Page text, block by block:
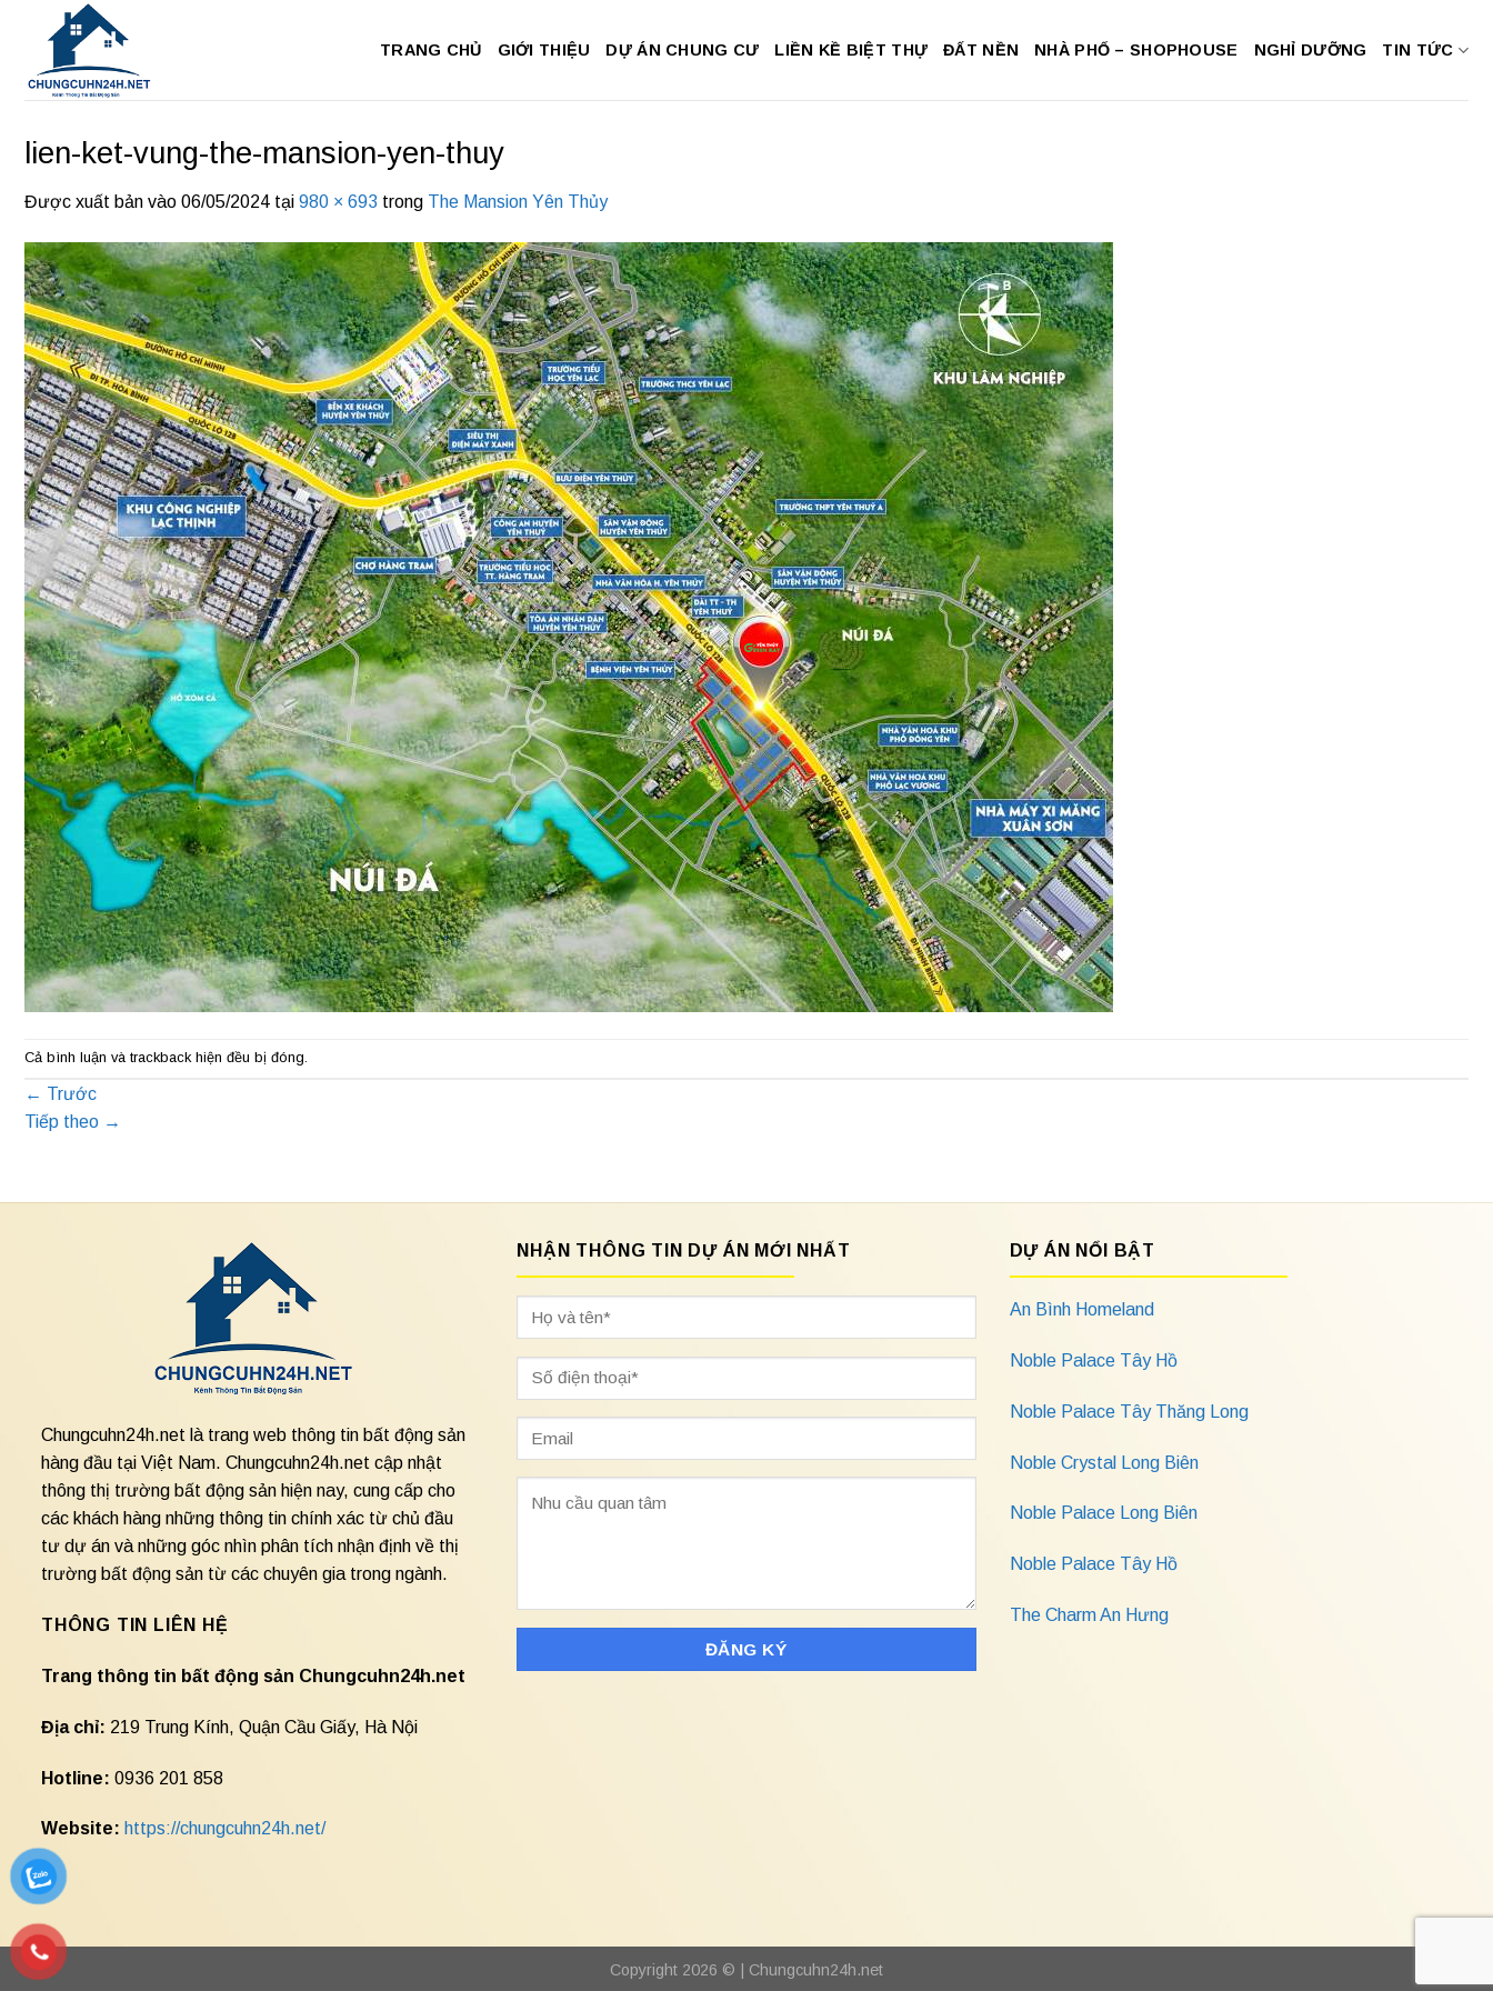
dung
TRANG CHỦ GIỚI THIỆU DỰ ÁN CHUNG CƯ LIỀN KỀ BIỆT THỰ ĐẤT NỀN NHÀ PHỐ – SHOPHOUSE NGHỈ DƯỠNG TIN TỨC
lien-ket-vung-the-mansion-yen-thuy
Được xuất bản vào 06/05/2024 tại 980 × 693 trong The Mansion Yên Thủy
Cả bình luận và trackback hiện đều bị đóng.
← Trước
Tiếp theo →
Chungcuhn24h.net là trang web thông tin bất động sản
hàng đầu tại Việt Nam. Chungcuhn24h.net cập nhật
thông thị trường bất động sản hiện nay, cung cấp cho
các khách hàng những thông tin chính xác từ chủ đầu
tư dự án và những góc nhìn phân tích nhận định về thị
trường bất động sản từ các chuyên gia trong ngành.
THÔNG TIN LIÊN HỆ
Trang thông tin bất động sản Chungcuhn24h.net
Địa chỉ: 219 Trung Kính, Quận Cầu Giấy, Hà Nội
Hotline: 0936 201 858
Website: https://chungcuhn24h.net/
NHẬN THÔNG TIN DỰ ÁN MỚI NHẤT DỰ ÁN NỔI BẬT
An Bình Homeland
Noble Palace Tây Hồ
Noble Palace Tây Thăng Long
Noble Crystal Long Biên
Noble Palace Long Biên
Noble Palace Tây Hồ
The Charm An Hưng
Copyright 2026 © | Chungcuhn24h.net